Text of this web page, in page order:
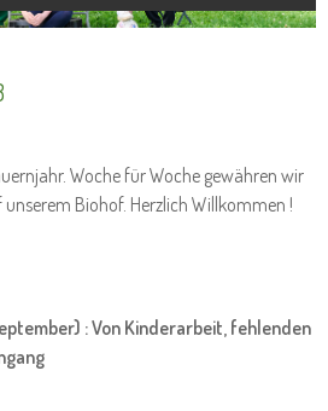
Woche für Woche gewähren wir
Biohof. Herzlich Willkommen !
: Von Kinderarbeit, fehlenden